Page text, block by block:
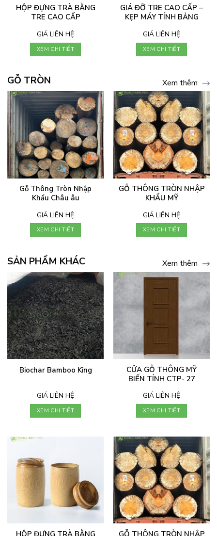
HỘP ĐỰNG TRÀ BẰNG
TRE CAO CẤP
GIÁ LIÊN HỆ
XEM CHI TIẾT
GIÁ ĐỠ TRE CAO CẤP –
KẸP MÁY TÍNH BẢNG
GIÁ LIÊN HỆ
XEM CHI TIẾT
GỖ TRÒN Xem thêm
Gỗ Thông Tròn Nhập
Khẩu Châu âu
GIÁ LIÊN HỆ
XEM CHI TIẾT
GỖ THÔNG TRÒN NHẬP
KHẨU MỸ
GIÁ LIÊN HỆ
XEM CHI TIẾT
SẢN PHẨM KHÁC Xem thêm
Biochar Bamboo King
GIÁ LIÊN HỆ
XEM CHI TIẾT
CỬA GỖ THÔNG MỸ
BIẾN TÍNH CTP- 27
GIÁ LIÊN HỆ
XEM CHI TIẾT
HỘP ĐỰNG TRÀ BẰNG
GỖ THÔNG TRÒN NHẬP